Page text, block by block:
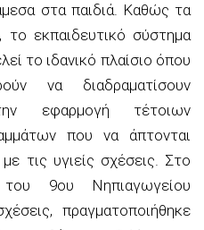
στα παιδιά. Καθώς τα
το εκπαιδευτικό σύστημα
το ιδανικό πλαίσιο όπου
να διαδραματίσουν
εφαρμογή τέτοιων
που να άπτονται
τις υγιείς σχέσεις. Στο
του 9ου Νηπιαγωγείου
πραγματοποιήθηκε